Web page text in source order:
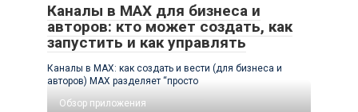
Каналы в MAX для бизнеса и
авторов: кто может создать, как
запустить и как управлять
Каналы в MAX: как создать и вести (для бизнеса и
авторов) MAX разделяет “просто
Обзор приложения